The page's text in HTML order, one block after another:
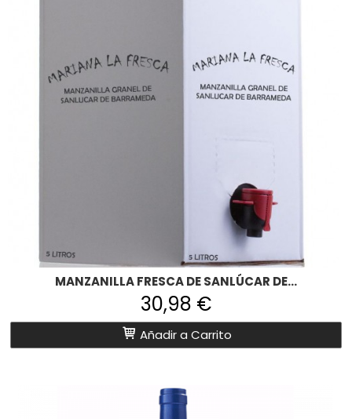
MANZANILLA FRESCA DE SANLÚCAR DE...
30,98 €
Añadir a Carrito